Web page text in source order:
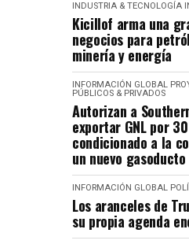
INDUSTRIA & TECNOLOGÍA
Kicillof arma una
negocios para
minería y energía
INFORMACIÓN GLOBAL
PÚBLICOS & PRIVADOS
Autorizan a
exportar GNL por
condicionado a la
un nuevo gasoducto
INFORMACIÓN GLOBAL
Los aranceles de
su propia agenda